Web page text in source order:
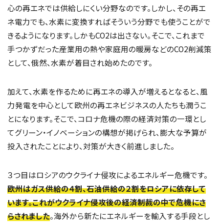
心の再エネでは供給しにくい分野なのです。しかし、その再エ
ネ電力でも、水素に変換すればそういう分野でも使うことがで
きるようになります。しかもCO2は出さない。そこで、これまで
手つかずだった産業用の熱や家庭用の暖房などのCO2削減策
として、俄然、水素が着目され始めたのです。
加えて、水素を作るために再エネの導入が増えるとなると、風
力発電を中心として欧州の再エネビジネスの人たちも潤うこ
とになります。そこで、コロナ危機の際の経済対策の一環とし
てグリーン・イノベーションの構想が掲げられ、膨大な予算が
投入されたことにより、対策が大きく前進しました。
３つ目はロシアのウクライナ侵攻によるエネルギー危機です。
欧州はガス供給の４割、石油供給の２割をロシアに依存して
います。これがウクライナ侵攻後の経済制裁の中で危機にさ
らされました。海外から新たにエネルギーを輸入する手段とし